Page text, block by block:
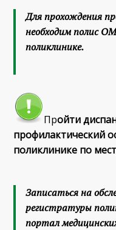
Для прохождения
необходим полис
поликлинике.
Пройти
профилактический
поликлинике по
Записаться на
регистратуры
портал